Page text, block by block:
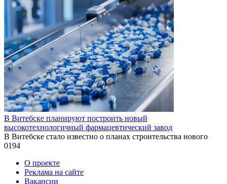
В Витебске планируют построить новый
высокотехнологичный фармацевтический завод
В Витебске стало известно о планах строительства нового
0194
О проекте
Реклама на сайте
Вакансии